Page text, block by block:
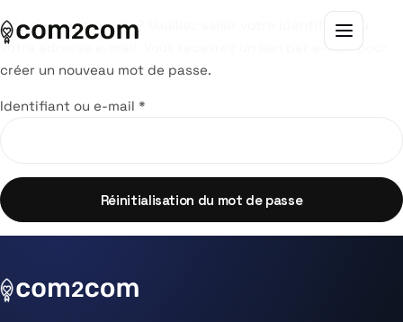
Mot de passe perdu ? Veuillez saisir votre identifiant ou
votre adresse e-mail. Vous recevrez un lien par e-mail pour
créer un nouveau mot de passe.
Identifiant ou e-mail *
Réinitialisation du mot de passe
Présence digitale & SEO / GEO
Contenus & réseaux sociaux
Toutes les solutions
Audits & diagnostics
Seo Local
Marketing Digital local